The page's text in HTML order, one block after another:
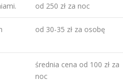
od 250 zł za noc
od 30-35 zł za osobę
średnia cena od 100 zł za
noc